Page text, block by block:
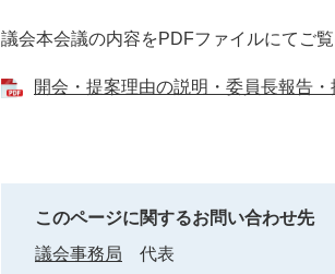
文
議会本会議の内容をPDFファイルにてご覧
開会・提案理由の説明・委員長報告
このページに関するお問い合わせ先
議会事務局
代表